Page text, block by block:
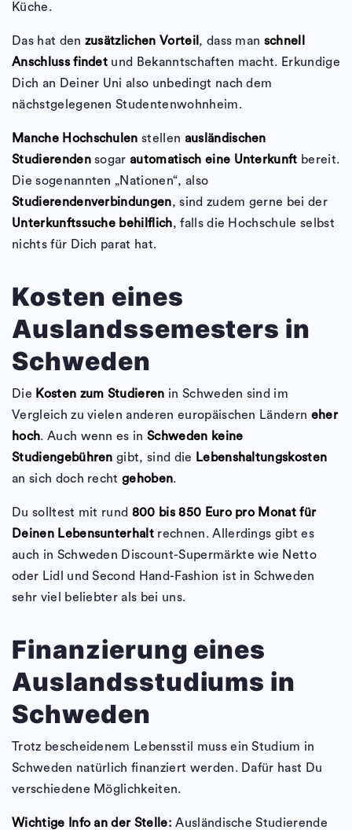
Küche.
Das hat den zusätzlichen Vorteil , dass man schnell
Anschluss findet und Bekanntschaften macht. Erkundige
Dich an Deiner Uni also unbedingt nach dem
nächstgelegenen Studentenwohnheim.
Manche Hochschulen stellen ausländischen
Studierendensogar automatisch eine Unterkunft bereit.
Die sogenannten „Nationen“, also
Studierendenverbindungen, sind zudem gerne bei der
Unterkunftssuche behilflich, falls die Hochschule selbst
nichts für Dich parat hat.
Kosten eines
Auslandssemesters in
Schweden
Die Kosten zum Studieren in Schweden sind im
Vergleich zu vielen anderen europäischen Ländern eher
hoch. Auch wenn es inSchweden keine
Studiengebühren gibt, sind die Lebenshaltungskosten
an sich doch rechtgehoben.
Du solltest mit rund 800 bis 850 Euro pro Monat für
Deinen Lebensunterhalt rechnen. Allerdings gibt es
auch in Schweden Discount-Supermärkte wie Netto
oder Lidl und Second Hand-Fashion ist in Schweden
sehr viel beliebter als bei uns.
Finanzierung eines
Auslandsstudiums in
Schweden
Trotz bescheidenem Lebensstil muss ein Studium in
Schweden natürlich finanziert werden. Dafür hast Du
verschiedene Möglichkeiten.
Wichtige Info an der Stelle: Ausländische Studierende